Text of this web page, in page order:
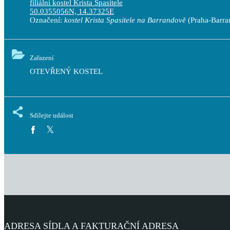
filiální kostel Krista Spasitele
50.0355056N, 14.37325E
Označení: kostel Krista Spasitele na Barrandově (Praha-
Zařazení
OTEVŘENÝ KOSTEL
Sdílejte událost
ADRESA SÍDLA A FAKTURAČNÍ ADRESA